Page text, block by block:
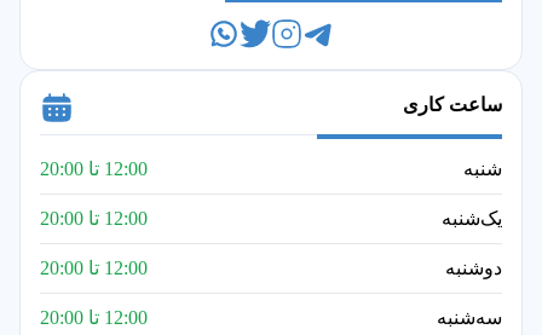
ساعت کاری
شنبه 12:00 تا 20:00
یک‌شنبه 12:00 تا 20:00
دوشنبه 12:00 تا 20:00
سه‌شنبه 12:00 تا 20:00